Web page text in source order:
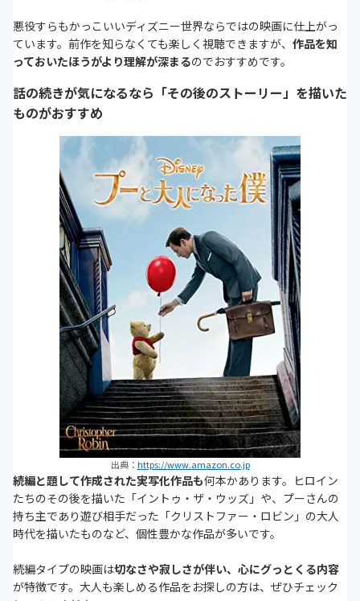
悪役すらもかっこいいディズニー世界ならではの映画に仕上がっ
ています。前作を知らなくても楽しく視聴できますが、 作品を知
っておいたほうがより理解が深まるのでおすすめです。
話の続きが気になるなら「その後のストーリー」を描いた
ものがおすすめ
出典： https://www.amazon.co.jp
続編と題して作成された実写化作品も何本かあります。ヒロイン
たちのその後を描いた「イントゥ・ザ・ウッズ」や、プーさんの
持ち主であり遊び相手だった「クリストファー・ロビン」の大人
時代を描いたものなど、個性豊かな作品が多いです。
続編タイプの映画は切なさや寂しさが伴い、心にグっとくる内容
が特徴です。大人も楽しめる作品をお探しの方は、ぜひチェック